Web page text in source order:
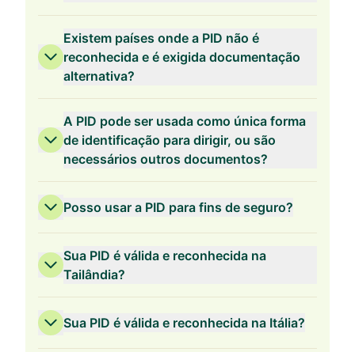
Existem países onde a PID não é
reconhecida e é exigida documentação
alternativa?
A PID pode ser usada como única forma
de identificação para dirigir, ou são
necessários outros documentos?
Posso usar a PID para fins de seguro?
Sua PID é válida e reconhecida na
Tailândia?
Sua PID é válida e reconhecida na Itália?